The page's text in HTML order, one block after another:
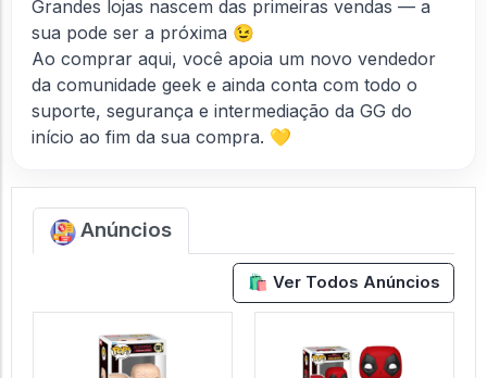
Grandes lojas nascem das primeiras vendas — a
sua pode ser a próxima 😉
Ao comprar aqui, você apoia um novo vendedor
da comunidade geek e ainda conta com todo o
suporte, segurança e intermediação da GG do
início ao fim da sua compra. 💛
Anúncios
🛍️ Ver Todos Anúncios